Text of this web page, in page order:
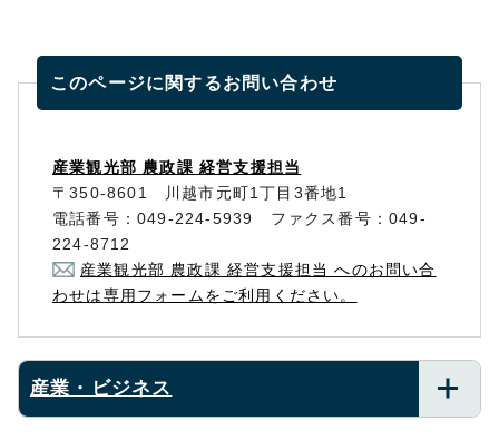
このページに関するお問い合わせ
産業観光部 農政課 経営支援担当
〒350-8601 川越市元町1丁目3番地1
電話番号：049-224-5939 ファクス番号：049-
224-8712
産業観光部 農政課 経営支援担当 へのお問い合
わせは専用フォームをご利用ください。
産業・ビジネス